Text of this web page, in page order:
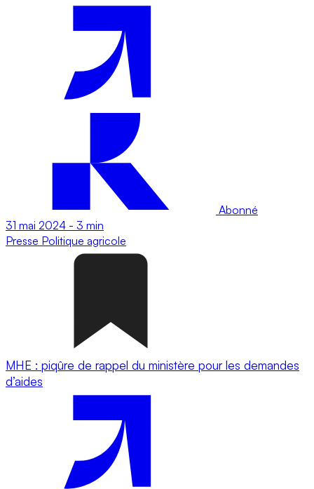
Abonné
31 mai 2024 - 3 min
Presse Politique agricole
MHE : piqûre de rappel du ministère pour les demandes
d’aides